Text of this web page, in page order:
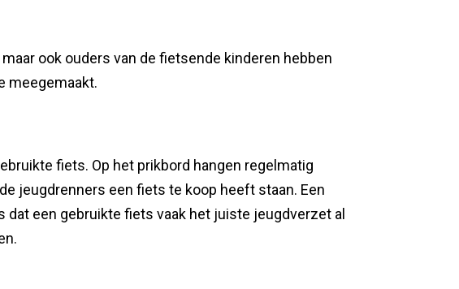
ook ouders van de fietsende kinderen hebben
meegemaakt.
fiets. Op het prikbord hangen regelmatig
jeugdrenners een fiets te koop heeft staan. Een
een gebruikte fiets vaak het juiste jeugdverzet al